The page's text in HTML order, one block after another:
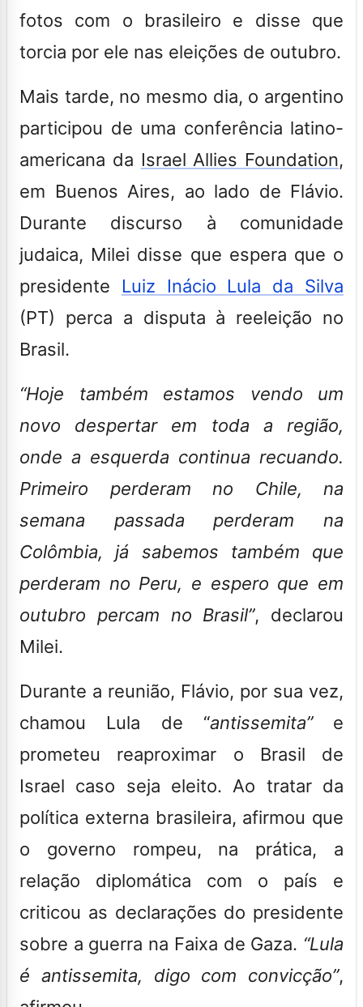
fotos com o brasileiro e disse que
torcia por ele nas eleições de outubro.
Mais tarde, no mesmo dia, o argentino
participou de uma conferência latino-
americana da Israel Allies Foundation,
em Buenos Aires, ao lado de Flávio.
Durante discurso à comunidade
judaica, Milei disse que espera que o
presidente Luiz Inácio Lula da Silva
(PT) perca a disputa à reeleição no
Brasil.
“Hoje também estamos vendo um
novo despertar em toda a região,
onde a esquerda continua recuando.
Primeiro perderam no Chile, na
semana passada perderam na
Colômbia, já sabemos também que
perderam no Peru, e espero que em
outubro percam no Brasil”, declarou
Milei.
Durante a reunião, Flávio, por sua vez,
chamou Lula de “antissemita”e
prometeu reaproximar o Brasil de
Israel caso seja eleito. Ao tratar da
política externa brasileira, afirmou que
o governo rompeu, na prática, a
relação diplomática com o país e
criticou as declarações do presidente
sobre a guerra na Faixa de Gaza. “Lula
é antissemita, digo com convicção”,